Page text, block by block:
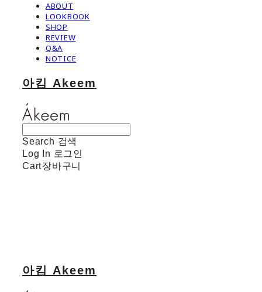
ABOUT
LOOKBOOK
SHOP
REVIEW
Q&A
NOTICE
아킴 Akeem
Search 검색
Log In 로그인
Cart장바구니
아킴 Akeem